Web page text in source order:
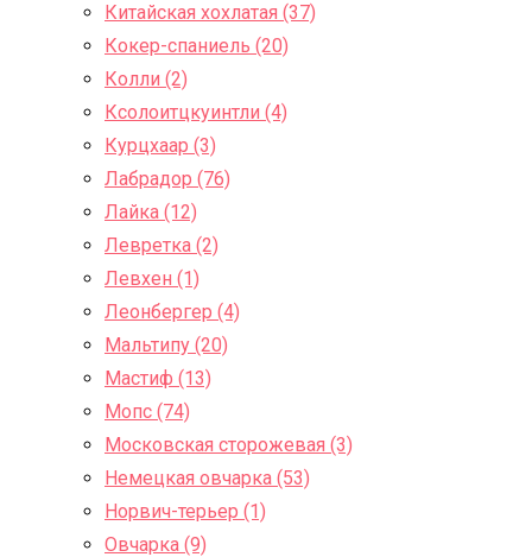
Китайская хохлатая (37)
Кокер-спаниель (20)
Колли (2)
Ксолоитцкуинтли (4)
Курцхаар (3)
Лабрадор (76)
Лайка (12)
Левретка (2)
Левхен (1)
Леонбергер (4)
Мальтипу (20)
Мастиф (13)
Мопс (74)
Московская сторожевая (3)
Немецкая овчарка (53)
Норвич-терьер (1)
Овчарка (9)